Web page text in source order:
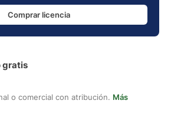
Comprar licencia
gratis
o comercial con atribución. Más